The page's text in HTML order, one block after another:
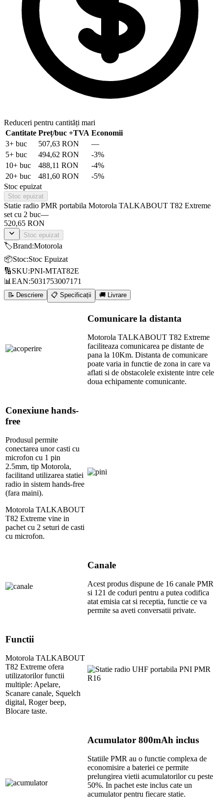
Reduceri pentru cantități mari
Cantitate Preț/buc +TVA Economii
3+ buc 507,63 RON
—
5+ buc 494,62 RON -3%
10+ buc 488,11 RON -4%
20+ buc 481,60 RON -5%
Stoc epuizat
Stoc epuizat
Statie radio PMR portabila Motorola TALKABOUT T82 Extreme
set cu 2 buc—
520,65 RON
Stoc epuizat
🏷️Brand:Motorola
📦Stoc:Stoc Epuizat
🔢SKU:PNI-MTAT82E
📊 EAN:5031753007171
📝 Descriere 📋 Specificații 🚚 Livrare
Comunicare la distanta
Motorola TALKABOUT T82 Extreme
faciliteaza comunicarea pe distante de
pana la 10Km. Distanta de comunicare
poate varia in functie de zona in care va
aflati si de obstacolele existente intre cele
doua echipamente comunicante.
Conexiune hands-
free
Produsul permite
conectarea unor casti cu
microfon cu 1 pin
2.5mm, tip Motorola,
facilitand utilizarea statiei
radio in sistem hands-free
(fara maini).
Motorola TALKABOUT
T82 Extreme vine in
pachet cu 2 seturi de casti
cu microfon.
Canale
Acest produs dispune de 16 canale PMR
si 121 de coduri pentru a putea codifica
atat emisia cat si receptia, functie ce va
permite sa aveti conversatii private.
Functii
Motorola TALKABOUT
T82 Extreme ofera
utilizatorilor functii
multiple: Apelare,
Scanare canale, Squelch
digital, Roger beep,
Blocare taste.
Acumulator 800mAh inclus
Statiile PMR au o functie complexa de
economisire a bateriei ce permite
prelungirea vietii acumulatorilor cu peste
50%. In pachet este inclus cate un
acumulator pentru fiecare statie.